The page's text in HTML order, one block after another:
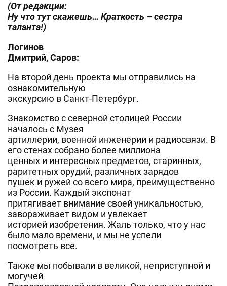
(От редакции:
Ну что тут скажешь… Краткость – сестра
таланта!)
Логинов
Дмитрий, Саров:
На второй день проекта мы отправились на
ознакомительную
экскурсию в Санкт-Петербург.
Знакомство с северной столицей России
началось с Музея
артиллерии, военной инженерии и радиосвязи. В
его стенах собрано более миллиона
ценных и интересных предметов, старинных,
раритетных орудий, различных зарядов
пушек и ружей со всего мира, преимущественно
из России. Каждый экспонат
притягивает внимание своей уникальностью,
завораживает видом и увлекает
историей изобретения. Жаль только, что у нас
было мало времени, и мы не успели
посмотреть все.
Также мы побывали в великой, неприступной и
могучей